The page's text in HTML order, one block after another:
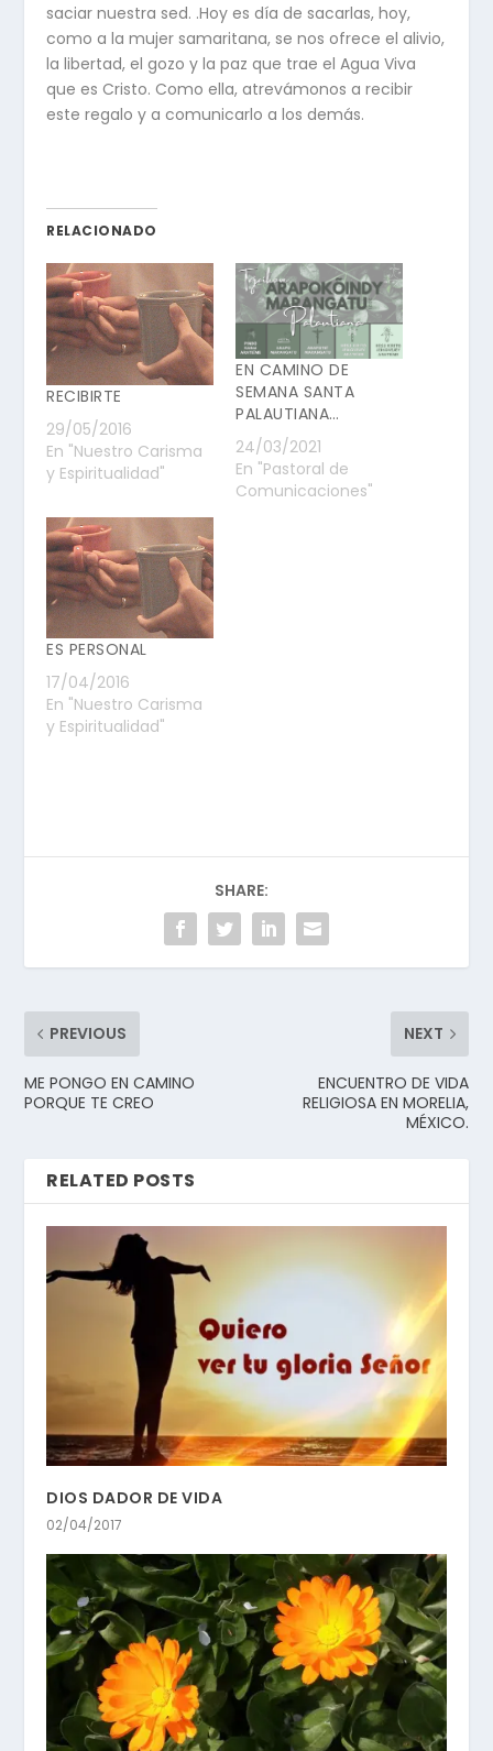
saciar nuestra sed. .Hoy es día de sacarlas, hoy,
como a la mujer samaritana, se nos ofrece el alivio,
la libertad, el gozo y la paz que trae el Agua Viva
que es Cristo. Como ella, atrevámonos a recibir
este regalo y a comunicarlo a los demás.
RELACIONADO
RECIBIRTE
29/05/2016
En "Nuestro Carisma
y Espiritualidad"
EN CAMINO DE
SEMANA SANTA
PALAUTIANA…
24/03/2021
En "Pastoral de
Comunicaciones"
ES PERSONAL
17/04/2016
En "Nuestro Carisma
y Espiritualidad"
SHARE:
PREVIOUS
ME PONGO EN CAMINO
PORQUE TE CREO
NEXT
ENCUENTRO DE VIDA
RELIGIOSA EN MORELIA,
MÉXICO.
RELATED POSTS
DIOS DADOR DE VIDA
02/04/2017